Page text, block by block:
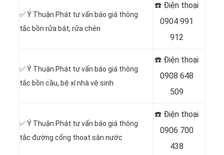
✅ Ý Thuận Phát tư vấn báo giá thông
tắc bồn rửa bát, rửa chén
☎️ Điện thoại
0904 991
912
✅ Ý Thuận Phát tư vấn báo giá thông
tắc bồn cầu, bệ xí nhà vệ sinh
☎️ Điện thoại
0908 648
509
✅ Ý Thuận Phát tư vấn báo giá thông
tắc đường cống thoat sàn nước
☎️ Điện thoại
0906 700
438